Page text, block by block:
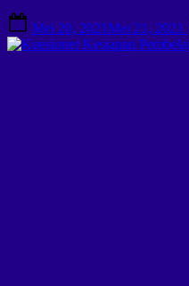
on
Mei 20, 2021Mei 21, 2021